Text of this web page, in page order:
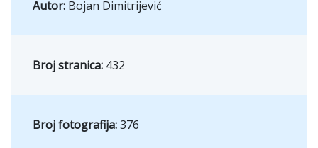
Autor: Bojan Dimitrijević
Broj stranica: 432
Broj fotografija:376